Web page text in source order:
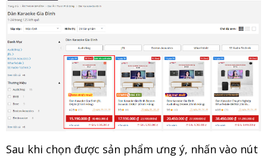
Sau khi chọn được sản phẩm ưng ý, nhấn vào nút